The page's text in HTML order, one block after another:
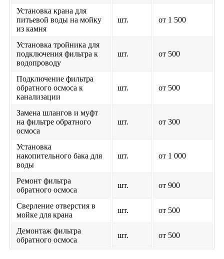
Установка крана для
питьевой воды на мойку
из камня
шт. от 1 500
Установка тройника для
подключения фильтра к
водопроводу
шт. от 500
Подключение фильтра
обратного осмоса к
канализации
шт. от 500
Замена шлангов и муфт
на фильтре обратного
осмоса
шт. от 300
Установка
накопительного бака для
воды
шт. от 1 000
Ремонт фильтра
обратного осмоса
шт. от 900
Сверление отверстия в
мойке для крана
шт. от 500
Демонтаж фильтра
обратного осмоса
шт. от 500